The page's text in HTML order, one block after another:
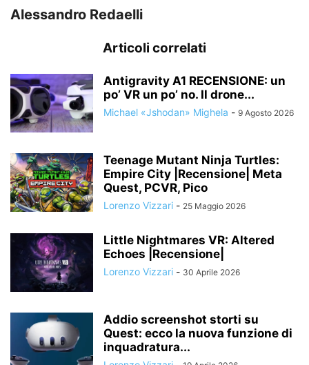
Alessandro Redaelli
Articoli correlati
Antigravity A1 RECENSIONE: un
po’ VR un po’ no. Il drone...
Michael «Jshodan» Mighela - 9 Agosto 2026
Teenage Mutant Ninja Turtles:
Empire City |Recensione| Meta
Quest, PCVR, Pico
Lorenzo Vizzari - 25 Maggio 2026
Little Nightmares VR: Altered
Echoes |Recensione|
Lorenzo Vizzari - 30 Aprile 2026
Addio screenshot storti su
Quest: ecco la nuova funzione di
inquadratura...